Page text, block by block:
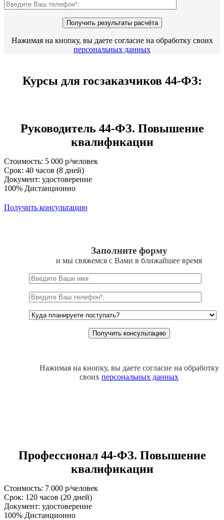
Нажимая на кнопку, вы даете согласие на обработку своих
персональных данных
Курсы для госзаказчиков 44-ФЗ:
Руководитель 44-ФЗ. Повышение
квалификации
Стоимость: 5 000 р/человек
Срок: 40 часов (8 дней)
Документ: удостоверение
100% Дистанционно
Получить консультацию
Заполните форму
и мы свяжемся с Вами в ближайшее время
Нажимая на кнопку, вы даете согласие на обработку
своих персональных данных
Профессионал 44-ФЗ. Повышение
квалификации
Стоимость: 7 000 р/человек
Срок: 120 часов (20 дней)
Документ: удостоверение
100% Дистанционно